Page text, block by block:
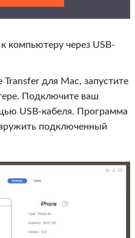
компьютеру через USB-
Transfer для Mac, запустите
Подключите ваш
USB-кабеля. Программа
подключенный